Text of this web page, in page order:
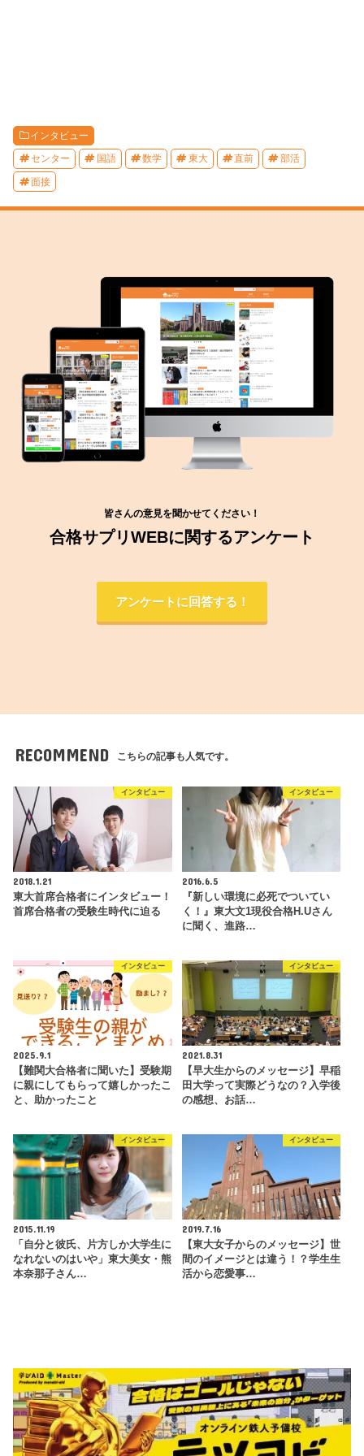
インタビュー
センター 国語 数学 東大 直前 部活
面接
皆さんの意見を聞かせてください！
合格サプリWEBに関するアンケート
アンケートに回答する！
RECOMMEND こちらの記事も人気です。
インタビュー
2018.1.21
東大首席合格者にインタビュー！
首席合格者の受験生時代に迫る
インタビュー
2016.6.5
『新しい環境に必死でついてい
く！』東大文1現役合格H.Uさん
に聞く、進路…
インタビュー
2025.9.1
【難関大合格者に聞いた】受験期
に親にしてもらって嬉しかったこ
と、助かったこと
インタビュー
2021.8.31
【早大生からのメッセージ】早稲
田大学って実際どうなの？入学後
の感想、お話…
インタビュー
2015.11.19
「自分と彼氏、片方しか大学生に
なれないのはいや」東大美女・熊
本奈那子さん…
インタビュー
2019.7.16
【東大女子からのメッセージ】世
間のイメージとは違う！？学生生
活から恋愛事…